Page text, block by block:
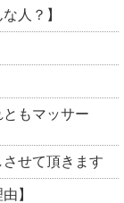
人？】
ともマッサー
せて頂きます
】